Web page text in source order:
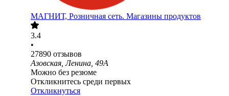
МАГНИТ, Розничная сеть. Магазины продуктов
3.4
•
27890 отзывов
Азовская, Ленина, 49А
Можно без резюме
Откликнитесь среди первых
Откликнуться